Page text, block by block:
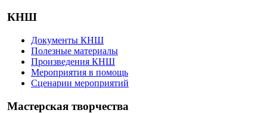
КНШ
Документы КНШ
Полезные материалы
Произведения КНШ
Мероприятия в помощь
Сценарии мероприятий
Мастерская творчества